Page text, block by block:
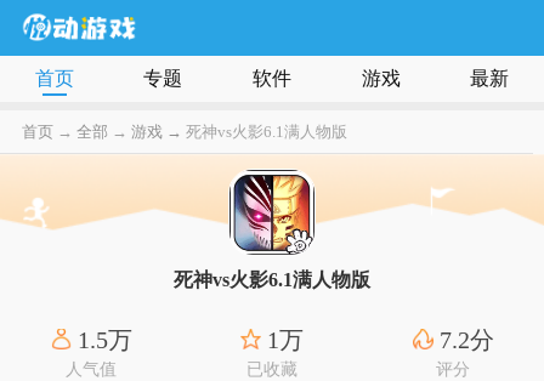
首页 专题 软件 游戏 最新
首页→ 全部 → 游戏 → 死神vs火影6.1满人物版
死神vs火影6.1满人物版
1.5万
人气值
1万
已收藏
7.2分
评分